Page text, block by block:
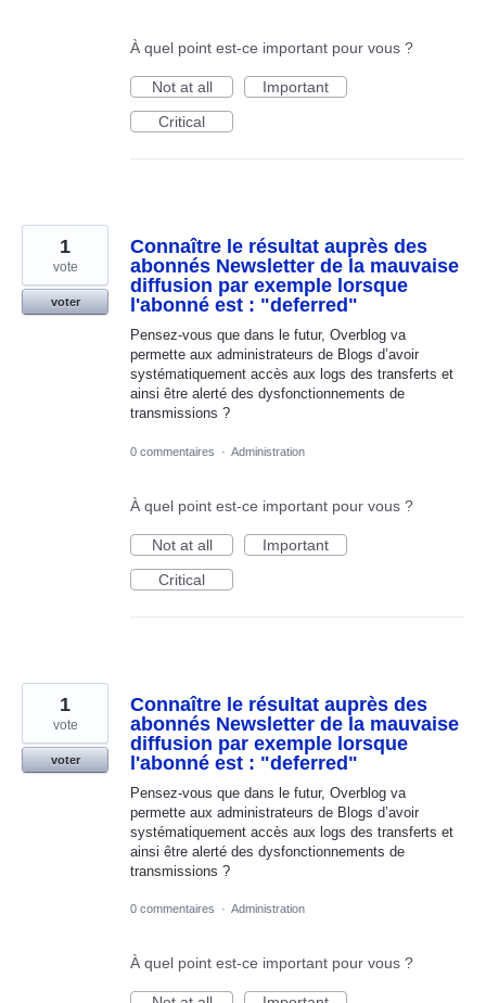
À quel point est-ce important pour vous ?
Not at all
Important
Critical
Connaître le résultat auprès des
abonnés Newsletter de la mauvaise
diffusion par exemple lorsque
l'abonné est : "deferred"
Pensez-vous que dans le futur, Overblog va
permette aux administrateurs de Blogs d’avoir
systématiquement accès aux logs des transferts et
ainsi être alerté des dysfonctionnements de
transmissions ?
1
vote
voter
0 commentaires · Administration
À quel point est-ce important pour vous ?
Not at all
Important
Critical
Connaître le résultat auprès des
abonnés Newsletter de la mauvaise
diffusion par exemple lorsque
l'abonné est : "deferred"
Pensez-vous que dans le futur, Overblog va
permette aux administrateurs de Blogs d’avoir
systématiquement accès aux logs des transferts et
ainsi être alerté des dysfonctionnements de
transmissions ?
1
vote
voter
0 commentaires · Administration
À quel point est-ce important pour vous ?